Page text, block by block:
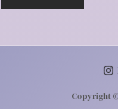
5
Copyright